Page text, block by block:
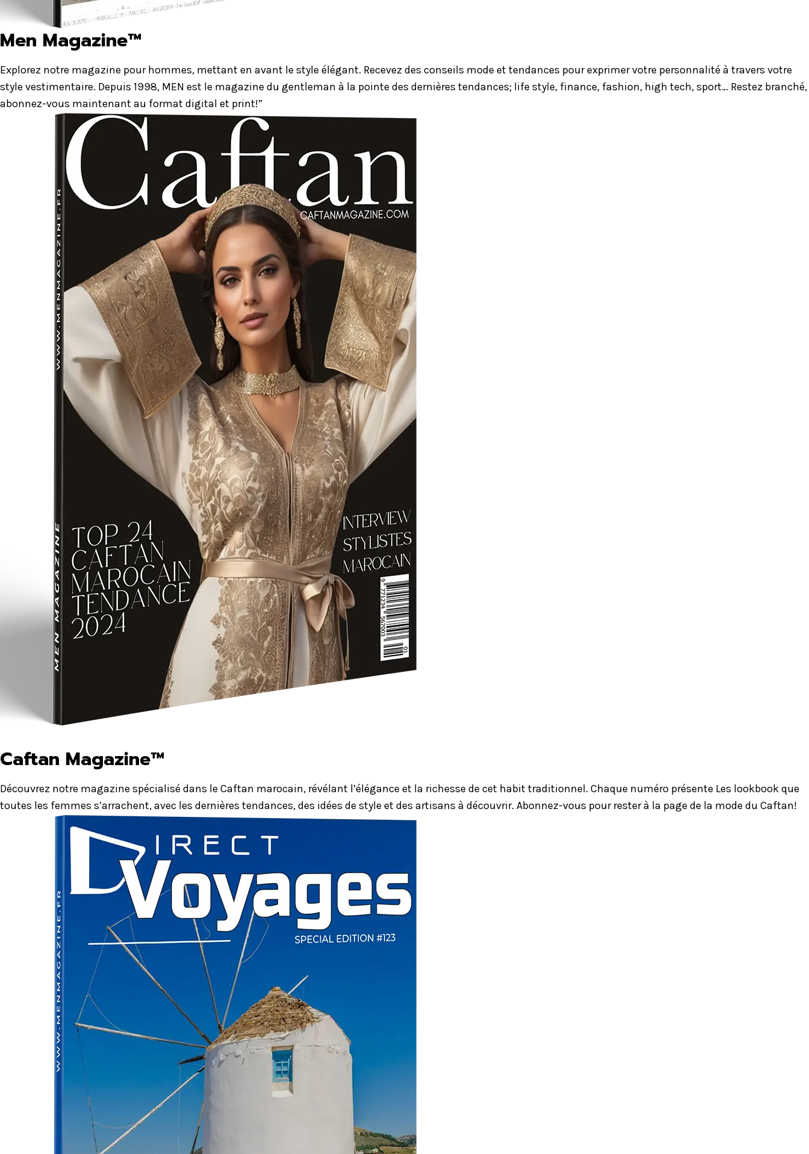
Men Magazine™
Explorez notre magazine pour hommes, mettant en avant le style élégant. Recevez des conseils mode et tendances pour exprimer votre personnalité à travers votre
style vestimentaire. Depuis 1998, MEN est le magazine du gentleman à la pointe des dernières tendances; life style, finance, fashion, high tech, sport… Restez branché,
abonnez-vous maintenant au format digital et print!”
Caftan Magazine™
Découvrez notre magazine spécialisé dans le Caftan marocain, révélant l’élégance et la richesse de cet habit traditionnel. Chaque numéro présente Les lookbook que
toutes les femmes s’arrachent, avec les dernières tendances, des idées de style et des artisans à découvrir. Abonnez-vous pour rester à la page de la mode du Caftan!